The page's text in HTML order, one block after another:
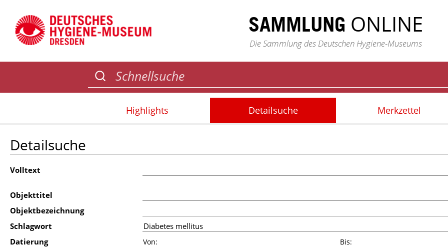
SAMMLUNG ONLINE
Die Sammlung des Deutschen Hygiene-Museums
Highlights Detailsuche Merkzettel
Detailsuche
Volltext
Objekttitel
Objektbezeichnung
Schlagwort
Datierung
Von: Bis: